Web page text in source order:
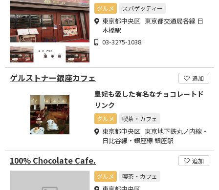
グルメ スパゲッティー
東京都中央区 東京都交通局各線 日
本橋駅
03-3275-1038
ゲルストナー銀座カフェ 追加
皇妃も愛した有名なチョコレートド
リンク
グルメ 喫茶・カフェ
東京都中央区 東京地下鉄丸ノ内線・
日比谷線・銀座線 銀座駅
100% Chocolate Cafe.
追加
グルメ
喫茶・カフェ